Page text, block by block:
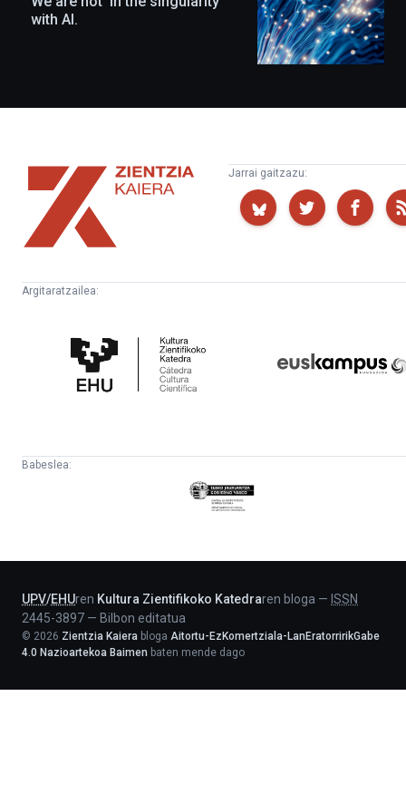
EHU…
with AI.
Zientzia
Kaiera
Jarrai gaitzazu:
Argitaratzailea:
Zientifikoko
Katedra
Babeslea:
Eusko
Jaurlaritza
UPV/EHUren Kultura Zientifikoko Katedraren bloga — ISSN
2445-3897 — Bilbon editatua
© 2026 Zientzia Kaiera bloga Aitortu-EzKomertziala-LanEratorririkGabe
4.0 Nazioartekoa Baimen baten mende dago